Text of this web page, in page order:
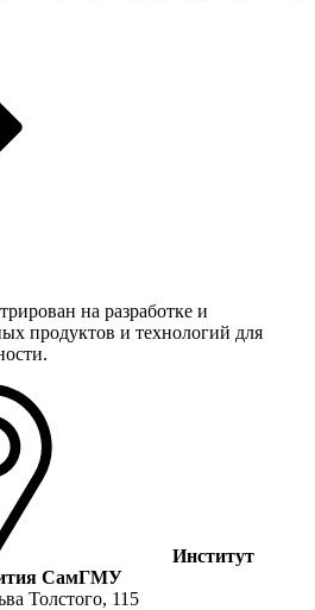
на разработке и
продуктов и технологий для
Институт
СамГМУ
Толстого, 115